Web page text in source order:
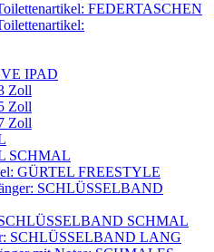
FEDERTASCHEN
IPAD
Zoll
Zoll
Zoll
SCHMAL
GÜRTEL FREESTYLE
SCHLÜSSELBAND
SCHLÜSSELBAND SCHMAL
SCHLÜSSELBAND LANG